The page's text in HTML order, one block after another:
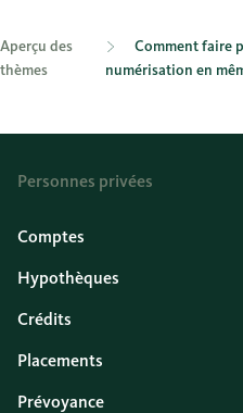
Aperçu des
thèmes
Comment faire
numérisation en
Personnes privées
Comptes
Hypothèques
Crédits
Placements
Prévoyance